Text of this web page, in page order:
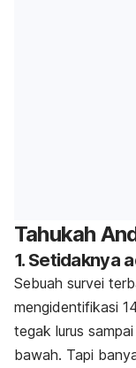
Tahukah
1. Setidaknya
Sebuah survei
mengidentifikasi
tegak lurus
bawah. Tapi